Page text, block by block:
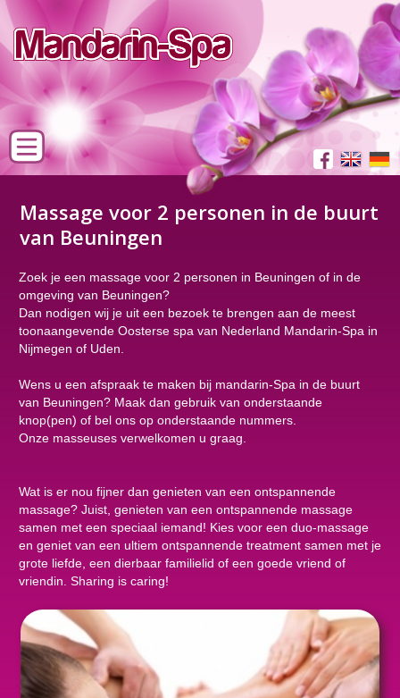
Massage voor 2 personen in de buurt
van Beuningen
Zoek je een massage voor 2 personen in Beuningen of in de
omgeving van Beuningen?
Dan nodigen wij je uit een bezoek te brengen aan de meest
toonaangevende Oosterse spa van Nederland Mandarin-Spa in
Nijmegen of Uden.
Wens u een afspraak te maken bij mandarin-Spa in de buurt
van Beuningen? Maak dan gebruik van onderstaande
knop(pen) of bel ons op onderstaande nummers.
Onze masseuses verwelkomen u graag.
Wat is er nou fijner dan genieten van een ontspannende
massage? Juist, genieten van een ontspannende massage
samen met een speciaal iemand! Kies voor een duo-massage
en geniet van een ultiem ontspannende treatment samen met je
grote liefde, een dierbaar familielid of een goede vriend of
vriendin. Sharing is caring!